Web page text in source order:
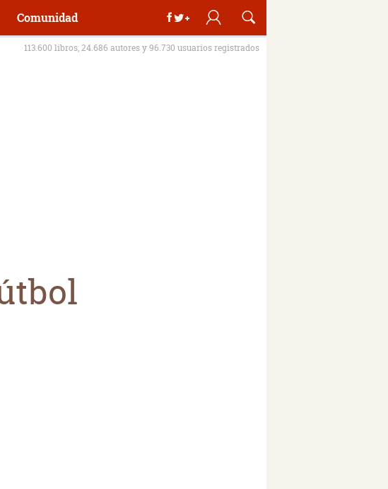
Comunidad
113.600 libros, 24.686 autores y 96.730 usuarios registrados